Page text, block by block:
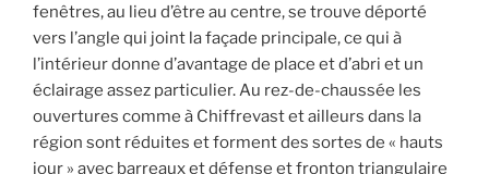
fenêtres, au lieu d’être au centre, se trouve déporté
vers l’angle qui joint la façade principale, ce qui à
l’intérieur donne d’avantage de place et d’abri et un
éclairage assez particulier. Au rez-de-chaussée les
ouvertures comme à Chiffrevast et ailleurs dans la
région sont réduites et forment des sortes de « hauts
jour » avec barreaux et défense et fronton triangulaire